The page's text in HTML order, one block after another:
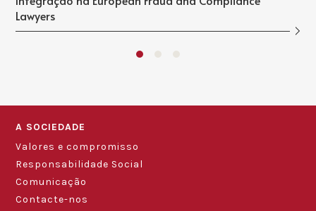
Lawyers
A SOCIEDADE
Valores e compromisso
Responsabilidade Social
Comunicação
Contacte-nos